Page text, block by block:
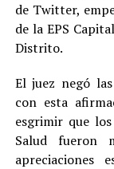
de Twitter,
de la EPS
Distrito.
El juez negó
con esta
esgrimir que
Salud fueron
apreciaciones